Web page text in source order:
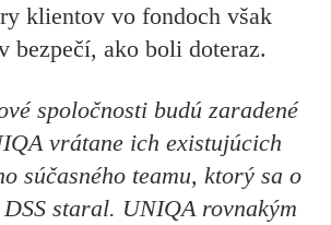
klientov vo fondoch však
bezpečí, ako boli doteraz.
spoločnosti budú zaradené
vrátane ich existujúcich
súčasného teamu, ktorý sa o
staral. UNIQA rovnakým